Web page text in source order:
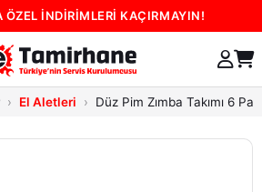
ÖZEL İNDİRİMLERİ KAÇIRMAYIN!
El Aletleri Düz Pim Zımba Takımı 6